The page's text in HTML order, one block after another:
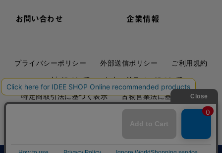
お問い合わせ 企業情報
プライバシーポリシー 外部送信ポリシー
ご利用規約
cookieについて
セキュリティーについて
特定商取引法に基づく表示
古物営業法に基づく表示